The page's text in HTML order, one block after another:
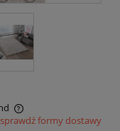
płatności
sprawdź formy dostawy